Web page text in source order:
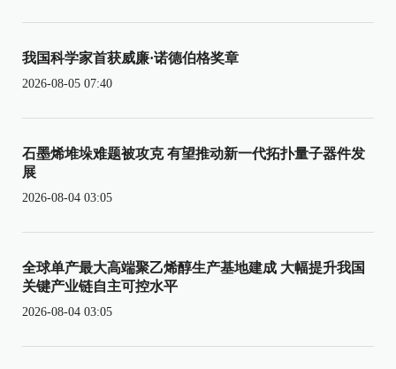
我国科学家首获威廉·诺德伯格奖章
2026-08-05 07:40
石墨烯堆垛难题被攻克 有望推动新一代拓扑量子器件发
展
2026-08-04 03:05
全球单产最大高端聚乙烯醇生产基地建成 大幅提升我国
关键产业链自主可控水平
2026-08-04 03:05